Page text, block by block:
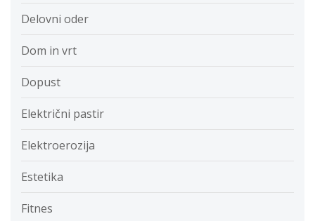
Delovni oder
Dom in vrt
Dopust
Električni pastir
Elektroerozija
Estetika
Fitnes